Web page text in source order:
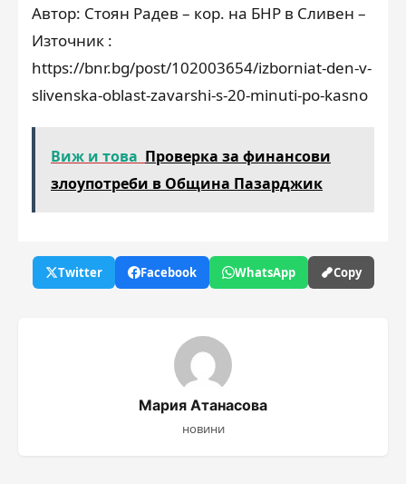
Автор: Стоян Радев – кор. на БНР в Сливен –
Източник :
https://bnr.bg/post/102003654/izborniat-den-v-
slivenska-oblast-zavarshi-s-20-minuti-po-kasno
Виж и това Проверка за финансови
злоупотреби в Община Пазарджик
Twitter Facebook WhatsApp Copy
Мария Атанасова
новини